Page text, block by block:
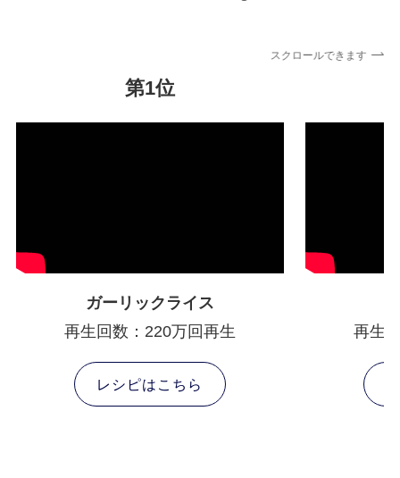
スクロールできます
第1位
ガーリックライス
再生回数：220万回再生
レシピはこちら
再生